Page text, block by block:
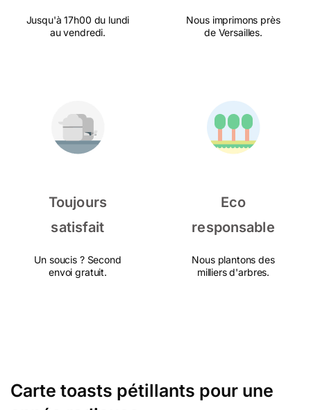
Jusqu'à 17h00 du lundi
au vendredi.
Nous imprimons près
de Versailles.
Toujours
satisfait
Un soucis ? Second
envoi gratuit.
Eco
responsable
Nous plantons des
milliers d'arbres.
Carte toasts pétillants pour une